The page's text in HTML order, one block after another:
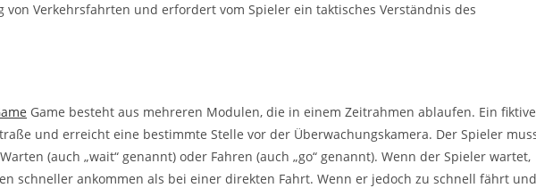
Verkehrsfahrten und erfordert vom Spieler ein taktisches Verständnis des
Game besteht aus mehreren Modulen, die in einem Zeitrahmen ablaufen. Ein
und erreicht eine bestimmte Stelle vor der Überwachungskamera. Der Spieler
(auch „wait“ genannt) oder Fahren (auch „go“ genannt). Wenn der Spieler wartet,
schneller ankommen als bei einer direkten Fahrt. Wenn er jedoch zu schnell fährt und